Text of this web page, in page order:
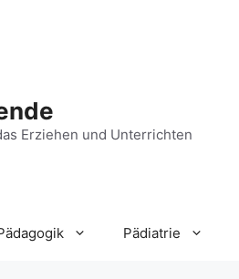
Erziehen und Unterrichten
Pädiatrie